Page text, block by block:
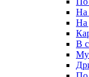
На
На
В